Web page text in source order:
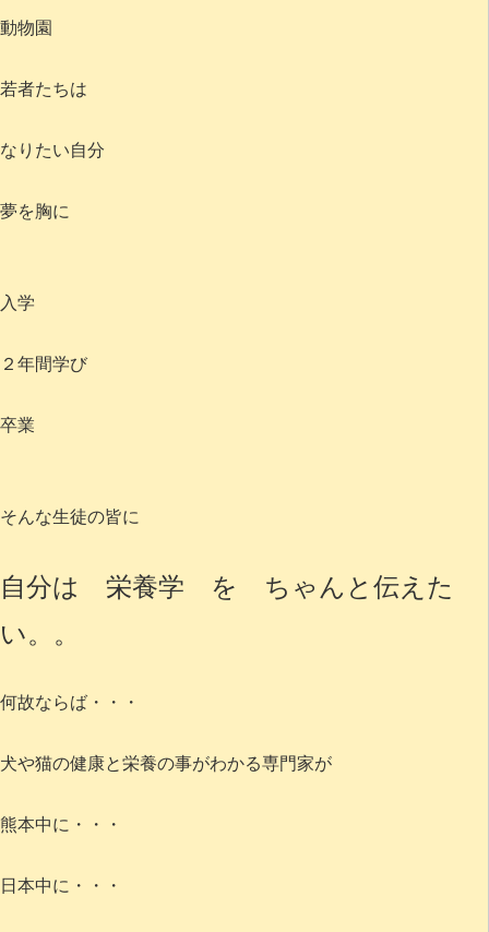
動物園
若者たちは
なりたい自分
夢を胸に
入学
２年間学び
卒業
そんな生徒の皆に
自分は 栄養学 を ちゃんと伝えた
い。。
何故ならば・・・
犬や猫の健康と栄養の事がわかる専門家が
熊本中に・・・
日本中に・・・